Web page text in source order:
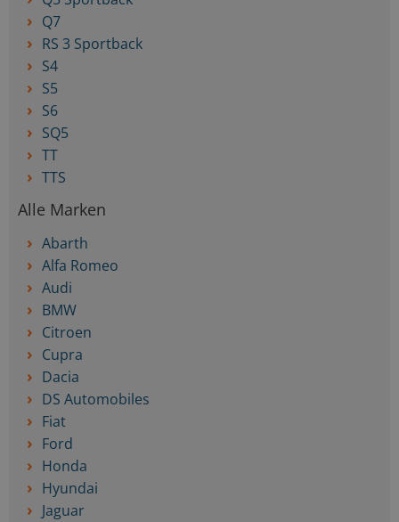
Q7
RS 3 Sportback
S4
S5
S6
SQ5
TT
TTS
Alle Marken
Abarth
Alfa Romeo
Audi
BMW
Citroen
Cupra
Dacia
DS Automobiles
Fiat
Ford
Honda
Hyundai
Jaguar